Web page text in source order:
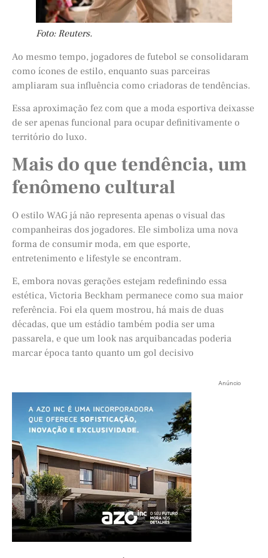
Foto: Reuters.
Ao mesmo tempo, jogadores de futebol se consolidaram
como ícones de estilo, enquanto suas parceiras
ampliaram sua influência como criadoras de tendências.
Essa aproximação fez com que a moda esportiva deixasse
de ser apenas funcional para ocupar definitivamente o
território do luxo.
Mais do que tendência, um
fenômeno cultural
O estilo WAG já não representa apenas o visual das
companheiras dos jogadores. Ele simboliza uma nova
forma de consumir moda, em que esporte,
entretenimento e lifestyle se encontram.
E, embora novas gerações estejam redefinindo essa
estética, Victoria Beckham permanece como sua maior
referência. Foi ela quem mostrou, há mais de duas
décadas, que um estádio também podia ser uma
passarela, e que um look nas arquibancadas poderia
marcar época tanto quanto um gol decisivo
Anúncio